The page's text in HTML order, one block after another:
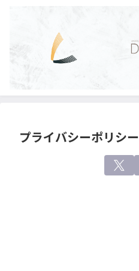
プライバシーポリシー